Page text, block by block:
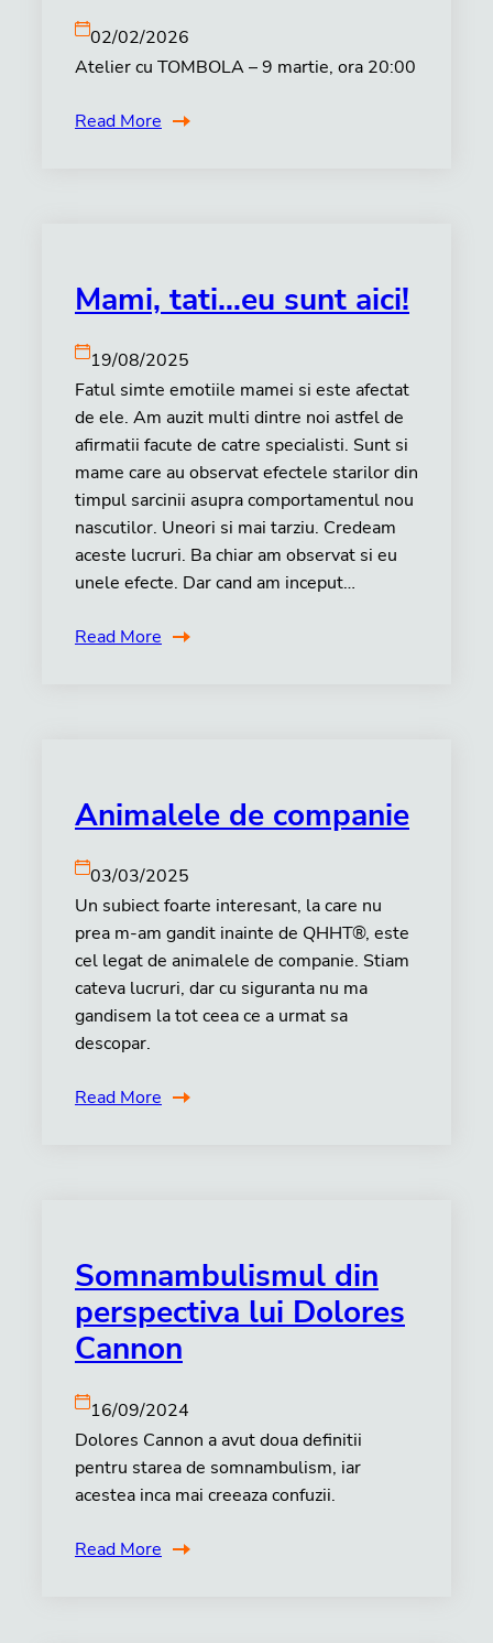
02/02/2026
Atelier cu TOMBOLA – 9 martie, ora 20:00
Read More
Mami, tati…eu sunt aici!
19/08/2025
Fatul simte emotiile mamei si este afectat
de ele. Am auzit multi dintre noi astfel de
afirmatii facute de catre specialisti. Sunt si
mame care au observat efectele starilor din
timpul sarcinii asupra comportamentul nou
nascutilor. Uneori si mai tarziu. Credeam
aceste lucruri. Ba chiar am observat si eu
unele efecte. Dar cand am inceput…
Read More
Animalele de companie
03/03/2025
Un subiect foarte interesant, la care nu
prea m-am gandit inainte de QHHT®, este
cel legat de animalele de companie. Stiam
cateva lucruri, dar cu siguranta nu ma
gandisem la tot ceea ce a urmat sa
descopar.
Read More
Somnambulismul din
perspectiva lui Dolores
Cannon
16/09/2024
Dolores Cannon a avut doua definitii
pentru starea de somnambulism, iar
acestea inca mai creeaza confuzii.
Read More